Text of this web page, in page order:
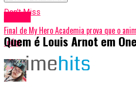
Don't Miss
Final de My Hero Academia prova que o
todos
Quem é Louis Arnot em